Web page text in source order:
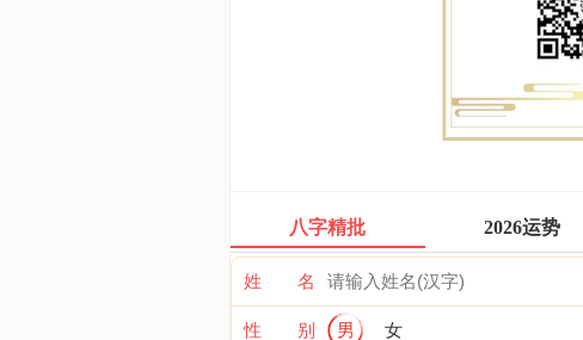
八字精批 2026运势
姓 名
性 别 男 女